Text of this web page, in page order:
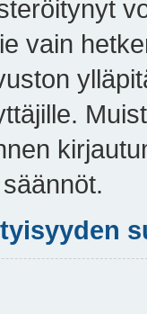
vain